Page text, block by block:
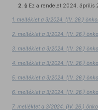
2. § Ez a rendelet 2024. április
1. melléklet a 3/2024. (IV. 26.)
2. melléklet a 3/2024. (IV. 26.)
3. melléklet a 3/2024. (IV. 26.)
4. melléklet a 3/2024. (IV. 26.)
5. melléklet a 3/2024. (IV. 26.)
6. melléklet a 3/2024. (IV. 26.)
7. melléklet a 3/2024. (IV. 26.)